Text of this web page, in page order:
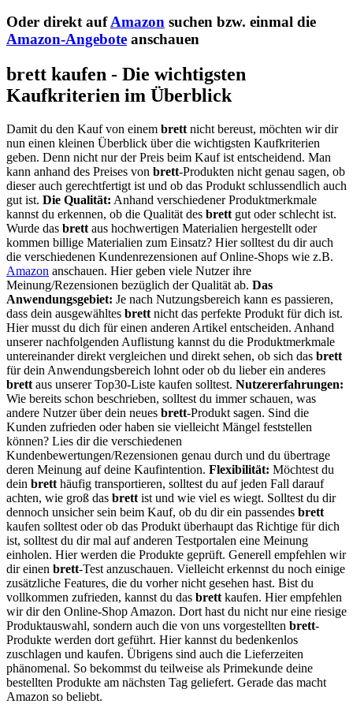
Oder direkt aufAmazon suchen bzw. einmal die
Amazon-Angebote anschauen
brett kaufen - Die wichtigsten
Kaufkriterien im Überblick
Damit du den Kauf von einem brett nicht bereust, möchten wir dir
nun einen kleinen Überblick über die wichtigsten Kaufkriterien
geben. Denn nicht nur der Preis beim Kauf ist entscheidend. Man
kann anhand des Preises von brett-Produkten nicht genau sagen, ob
dieser auch gerechtfertigt ist und ob das Produkt schlussendlich auch
gut ist. Die Qualität: Anhand verschiedener Produktmerkmale
kannst du erkennen, ob die Qualität des brett gut oder schlecht ist.
Wurde das brett aus hochwertigen Materialien hergestellt oder
kommen billige Materialien zum Einsatz? Hier solltest du dir auch
die verschiedenen Kundenrezensionen auf Online-Shops wie z.B.
Amazon anschauen. Hier geben viele Nutzer ihre
Meinung/Rezensionen bezüglich der Qualität ab. Das
Anwendungsgebiet: Je nach Nutzungsbereich kann es passieren,
dass dein ausgewähltes brett nicht das perfekte Produkt für dich ist.
Hier musst du dich für einen anderen Artikel entscheiden. Anhand
unserer nachfolgenden Auflistung kannst du die Produktmerkmale
untereinander direkt vergleichen und direkt sehen, ob sich das brett
für dein Anwendungsbereich lohnt oder ob du lieber ein anderes
brett aus unserer Top30-Liste kaufen solltest. Nutzererfahrungen:
Wie bereits schon beschrieben, solltest du immer schauen, was
andere Nutzer über dein neues brett-Produkt sagen. Sind die
Kunden zufrieden oder haben sie vielleicht Mängel feststellen
können? Lies dir die verschiedenen
Kundenbewertungen/Rezensionen genau durch und du übertrage
deren Meinung auf deine Kaufintention. Flexibilität: Möchtest du
dein brett häufig transportieren, solltest du auf jeden Fall darauf
achten, wie groß das brett ist und wie viel es wiegt. Solltest du dir
dennoch unsicher sein beim Kauf, ob du dir ein passendes brett
kaufen solltest oder ob das Produkt überhaupt das Richtige für dich
ist, solltest du dir mal auf anderen Testportalen eine Meinung
einholen. Hier werden die Produkte geprüft. Generell empfehlen wir
dir einen brett-Test anzuschauen. Vielleicht erkennst du noch einige
zusätzliche Features, die du vorher nicht gesehen hast. Bist du
vollkommen zufrieden, kannst du das brett kaufen. Hier empfehlen
wir dir den Online-Shop Amazon. Dort hast du nicht nur eine riesige
Produktauswahl, sondern auch die von uns vorgestellten brett-
Produkte werden dort geführt. Hier kannst du bedenkenlos
zuschlagen und kaufen. Übrigens sind auch die Lieferzeiten
phänomenal. So bekommst du teilweise als Primekunde deine
bestellten Produkte am nächsten Tag geliefert. Gerade das macht
Amazon so beliebt.